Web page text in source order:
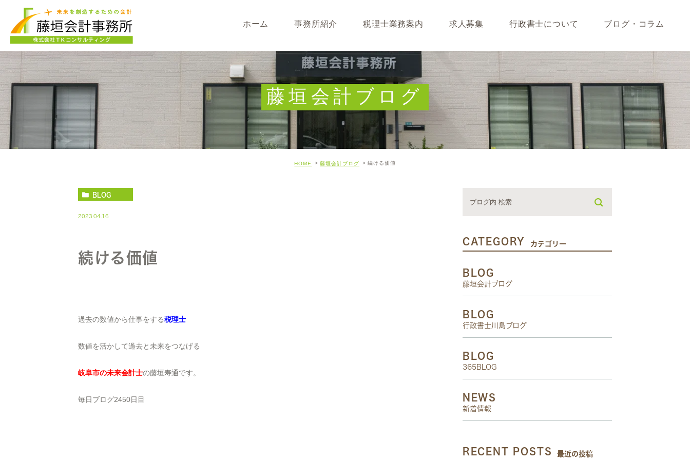
ホーム 事務所紹介
事務所･スタッフ紹介
求人募集
税理士業務案内
なぜ税理士が必要なのか
キャッシュフロー経営について
開業･経営支援について
相続について･事業承継について
求人募集 行政書士について ブログ・コラム
藤垣会計ブログ
行政書士川島ブログ
365BLOG
コラム
藤垣会計ブログ
HOME 藤垣会計ブログ 続ける価値
BLOG
2023.04.16
続ける価値
過去の数値から仕事をする税理士
数値を活かして過去と未来をつなげる
岐阜市の未来会計士の藤垣寿通です。
毎日ブログ2450日目
CATEGORY カテゴリー
BLOG
藤垣会計ブログ
BLOG
行政書士川島ブログ
BLOG
365BLOG
NEWS
新着情報
RECENT POSTS 最近の投稿